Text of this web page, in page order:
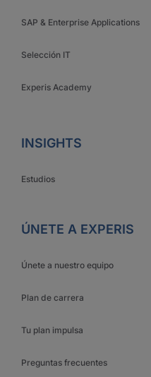
SAP & Enterprise Applications
Selección IT
Experis Academy
INSIGHTS
Estudios
ÚNETE A EXPERIS
Únete a nuestro equipo
Plan de carrera
Tu plan impulsa
Preguntas frecuentes